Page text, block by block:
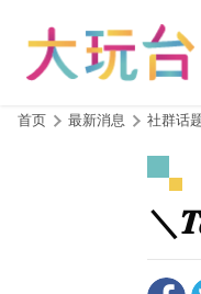
首页 最新消息 社群话
＼